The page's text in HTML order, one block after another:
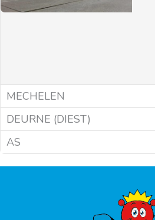
MECHELEN
DEURNE (DIEST)
AS